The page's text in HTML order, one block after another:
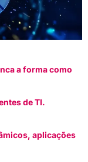
a forma como
de TI.
aplicações